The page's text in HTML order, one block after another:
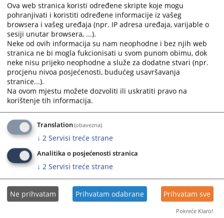
Trenutno nema vijesti
Ova web stranica koristi određene skripte koje mogu
pohranjivati i koristiti određene informacije iz vašeg
browsera i vašeg uređaja (npr. IP adresa uređaja, varijable o
sesiji unutar browsera, ...).
Neke od ovih informacija su nam neophodne i bez njih web
stranica ne bi mogla fukcionisati u svom punom obimu, dok
neke nisu prijeko neophodne a služe za dodatne stvari (npr.
procjenu nivoa posjećenosti, budućeg usavršavanja
stranice...).
Na ovom mjestu možete dozvoliti ili uskratiti pravo na
korištenje tih informacija.
Translation(obavezna)
↓ 2 Servisi treće strane
Analitika o posjećenosti stranica
↓ 2 Servisi treće strane
Ne prihvatam Prihvatam odabrane Prihvatam sve
Pokreće Klaro!